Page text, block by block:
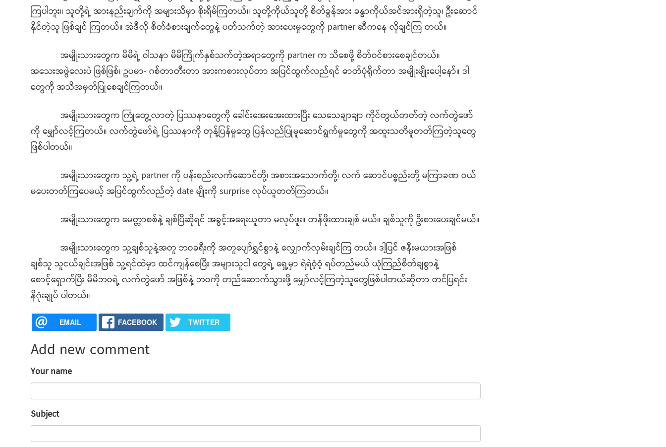
ကြပါဘူး။ သူတို့ရဲ့ အားနည်းချက်ကို အများသိမှာ စိုးရိမ်ကြတယ်။ သူတို့ကိုယ်သူတို့ စိတ်ခွန်အား ခန္ဓာကိုယ်အင်အားရှိတဲ့သူ၊ ဦးဆောင်
နိုင်တဲ့သူ ဖြစ်ချင် ကြတယ်။ အဲဒီလို စိတ်ခံစားချက်တွေနဲ့ ပတ်သက်တဲ့ အားပေးမှုတွေကို partner ဆီကနေ လိုချင်ကြ တယ်။
အမျိုးသားတွေက မိမိရဲ့ ဝါသနာ မိမိကြိုက်နှစ်သက်တဲ့အရာတွေကို partner က သိစေဖို့ စိတ်ဝင်စားစေချင်တယ်။
အသေးအဖွဲလေးပဲ ဖြစ်ဖြစ်၊ ဥပမာ- ဂစ်တာတီးတာ အားကစားလုပ်တာ အပြင်ထွက်လည်ရင် ဓာတ်ပုံရိုက်တာ အမျိုးမျိုးပေါ့နော်။ ဒါ
တွေကို အသိအမှတ်ပြုစေချင်ကြတယ်။
အမျိုးသားတွေက ကြုံတွေ့လာတဲ့ ပြဿနာတွေကို ခေါင်းအေးအေးထားပြီး သေသေချာချာ ကိုင်တွယ်တတ်တဲ့ လက်တွဲဖော်
ကို မျှော်လင့်ကြတယ်။ လက်တွဲဖော်ရဲ့ ပြဿနာကို တုန့်ပြန်မှုတွေ ပြန်လည်ပြုမူဆောင်ရွက်မှုတွေကို အထူးသတိမူတတ်ကြတဲ့သူတွေ
ဖြစ်ပါတယ်။
အမျိုးသားတွေက သူ့ရဲ့ partner ကို ပန်းစည်းလက်ဆောင်တို့၊ အစားအသောက်တို့၊ လက် ဆောင်ပစ္စည်းတို့ မကြာခဏ ဝယ်
မပေးတတ်ကြပေမယ့် အပြင်ထွက်လည်တဲ့ date မျိုးကို surprise လုပ်ယူတတ်ကြတယ်။
အမျိုးသားတွေက မေတ္တာစစ်နဲ့ ချစ်ပြီဆိုရင် အခွင့်အရေးယူတာ မလုပ်ဖူး။ တန်ဖိုးထားချစ် မယ်။ ချစ်သူကို ဦးစားပေးချင်မယ်။
အမျိုးသားတွေက သူ့ချစ်သူနဲ့အတူ ဘဝခရီးကို အတူပျော်ရွှင်စွာနဲ့ လျှောက်လှမ်းချင်ကြ တယ်။ ဒါ့ပြင် ဇနီးမယားအဖြစ်
ချစ်သူ သူငယ်ချင်းအဖြစ် သူ့ရင်ထဲမှာ ထင်ကျန်စေပြီး အများသူငါ တွေရဲ့ ရှေ့မှာ ရဲရဲဝံ့ဝံ့ ရပ်တည်မယ် ယုံကြည်စိတ်ချစွာနဲ့
စောင့်ရှောက်ပြီး မိမိဘဝရဲ့ လက်တွဲဖော် အဖြစ်နဲ့ ဘဝကို တည်ဆောက်သွားဖို့ မျှော်လင့်ကြတဲ့သူတွေဖြစ်ပါတယ်ဆိုတာ တင်ပြရင်း
နိဂုံးချုပ် ပါတယ်။
EMAIL FACEBOOK TWITTER
Add new comment
Your name
Subject